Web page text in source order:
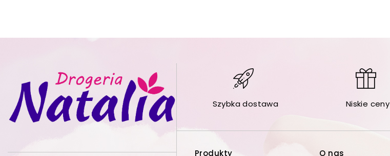
Szybka dostawa Niskie ceny
Produkty O nas